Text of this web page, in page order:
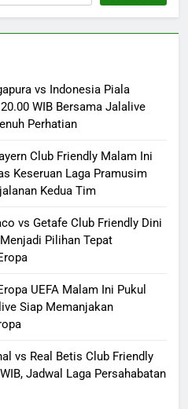
vs Indonesia Piala
WIB Bersama Jalalive
Perhatian
Club Friendly Malam Ini
Keseruan Laga Pramusim
Kedua Tim
vs Getafe Club Friendly Dini
Pilihan Tepat
UEFA Malam Ini Pukul
Siap Memanjakan
vs Real Betis Club Friendly
Jadwal Laga Persahabatan